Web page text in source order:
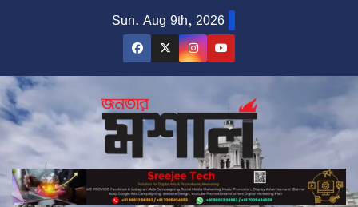
Sun. Aug 9th, 2026